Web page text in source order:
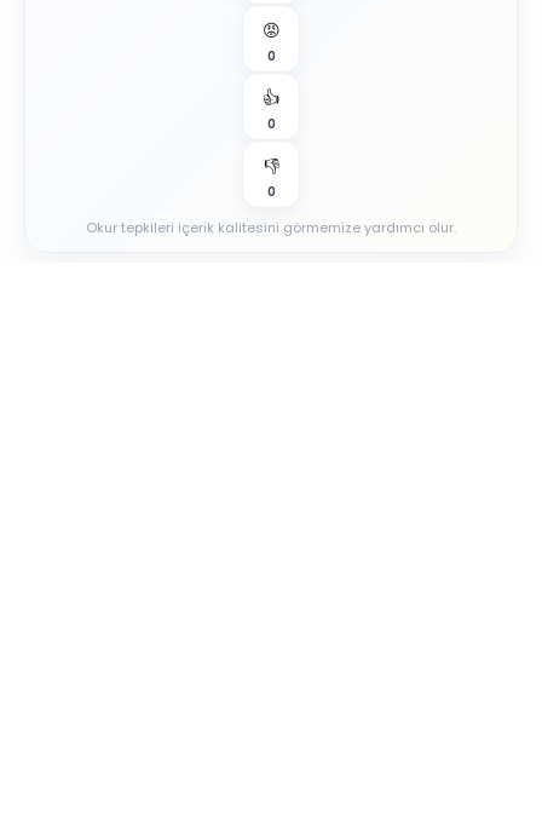
😡
0
👍
0
👎
0
Okur tepkileri içerik kalitesini görmemize yardımcı olur.